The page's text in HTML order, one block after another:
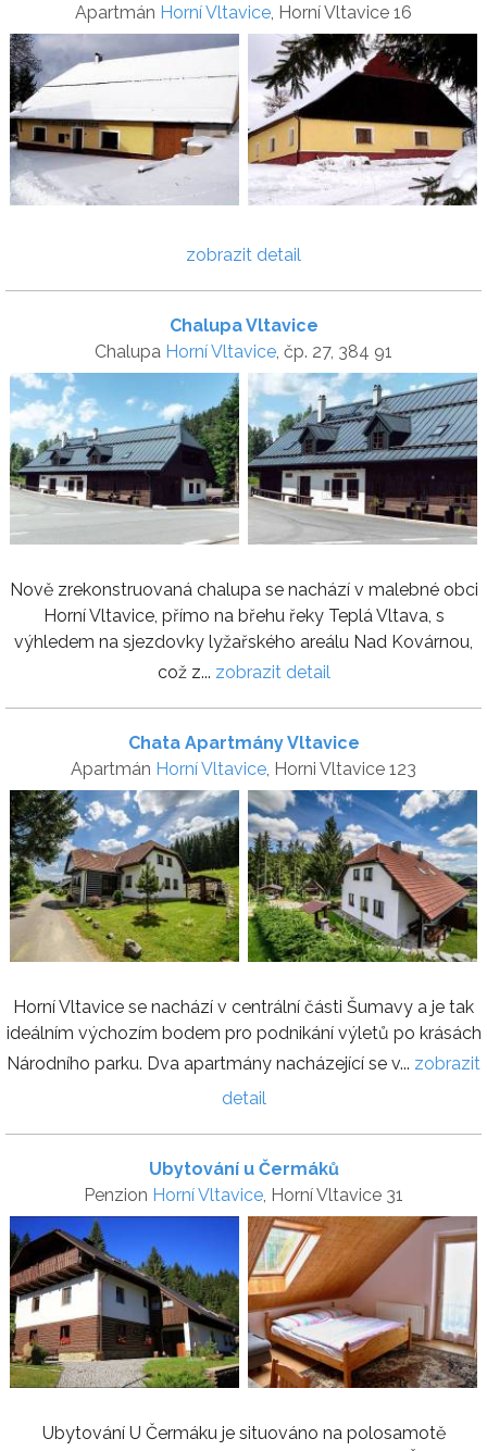
Apartmán Horní Vltavice , Horní Vltavice 16
zobrazit detail
Chalupa Vltavice
Chalupa Horní Vltavice, čp. 27, 384 91
Nově zrekonstruovaná chalupa se nachází v malebné obci
Horní Vltavice, přímo na břehu řeky Teplá Vltava, s
výhledem na sjezdovky lyžařského areálu Nad Kovárnou,
což z... zobrazit detail
Chata Apartmány Vltavice
Apartmán Horní Vltavice, Horni Vltavice 123
Horní Vltavice se nachází v centrální části Šumavy a je tak
ideálním výchozím bodem pro podnikání výletů po krásách
Národního parku. Dva apartmány nacházející se v... zobrazit
detail
Ubytování u Čermáků
Penzion Horní Vltavice, Horní Vltavice 31
Ubytování U Čermáku je situováno na polosamotě